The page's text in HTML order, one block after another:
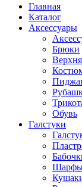
Главная
Каталог
Аксессуары
Брюки
Обувь
Галстуки